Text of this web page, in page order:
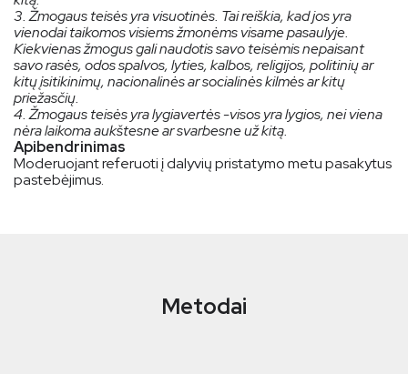
3. Žmogaus teisės yra visuotinės. Tai reiškia, kad jos yra
vienodai taikomos visiems žmonėms visame pasaulyje.
Kiekvienas žmogus gali naudotis savo teisėmis nepaisant
savo rasės, odos spalvos, lyties, kalbos, religijos, politinių ar
kitų įsitikinimų, nacionalinės ar socialinės kilmės ar kitų
priežasčių.
4. Žmogaus teisės yra lygiavertės -visos yra lygios, nei viena
nėra laikoma aukštesne ar svarbesne už kitą.
Apibendrinimas
Moderuojant referuoti į dalyvių pristatymo metu pasakytus
pastebėjimus.
Metodai